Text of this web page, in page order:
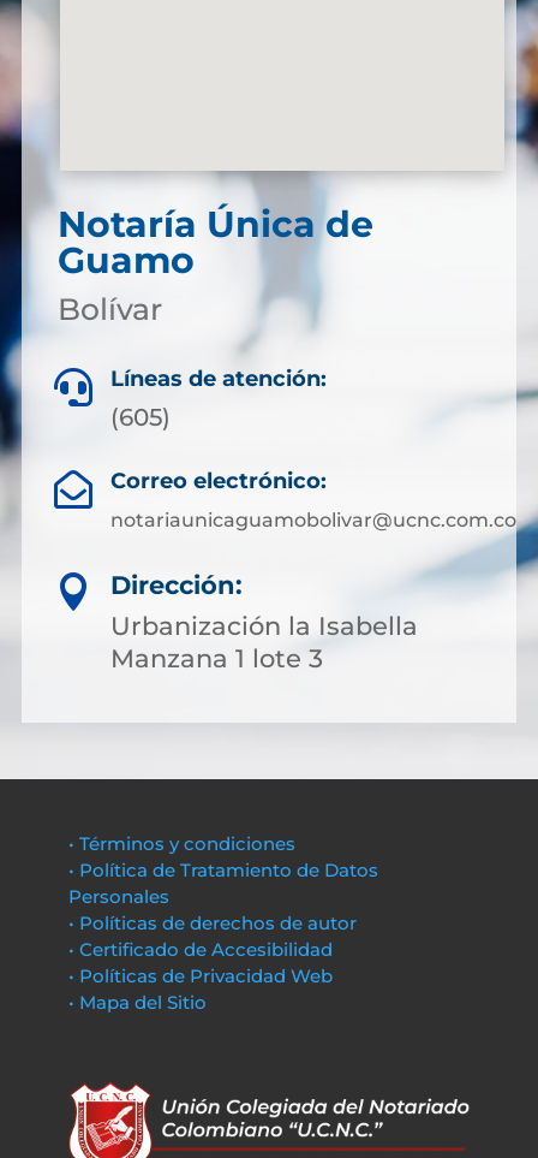
Notaría Única de
Guamo
Bolívar
 Líneas de atención:
(605)
 Correo electrónico:
notariaunicaguamobolivar@ucnc.com.co

Dirección:
Urbanización la Isabella
Manzana 1 lote 3
• Términos y condiciones
• Política de Tratamiento de Datos
Personales
• Políticas de derechos de autor
• Certificado de Accesibilidad
• Políticas de Privacidad Web
• Mapa del Sitio